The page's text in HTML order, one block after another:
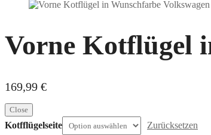
Vorne Kotflügel
169,99 €
Close
Kotfflügelseite
Zurücksetzen